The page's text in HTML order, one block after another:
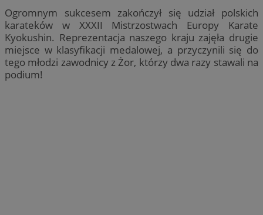
Ogromnym sukcesem zakończył się udział polskich
karateków w XXXII Mistrzostwach Europy Karate
Kyokushin. Reprezentacja naszego kraju zajęła drugie
miejsce w klasyfikacji medalowej, a przyczynili się do
tego młodzi zawodnicy z Żor, którzy dwa razy stawali na
podium!